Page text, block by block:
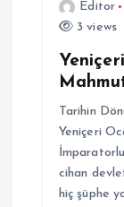
Editor
3 views
Tarihin
Yeniçeri
cihan
hiç şüphe